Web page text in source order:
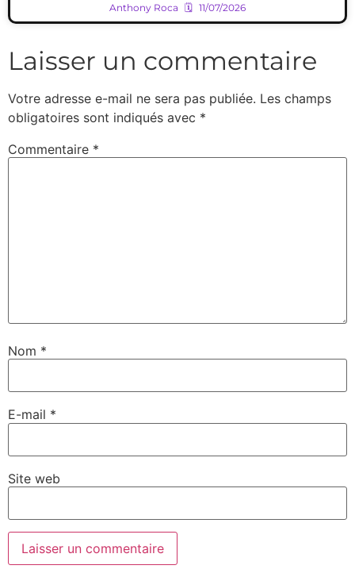
Anthony Roca 11/07/2026
Laisser un commentaire
Votre adresse e-mail ne sera pas publiée. Les champs
obligatoires sont indiqués avec *
Commentaire *
Nom *
E-mail *
Site web